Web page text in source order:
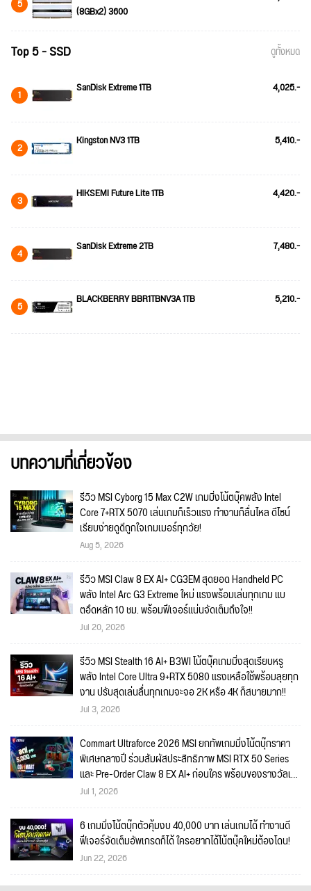
5
(8GBx2) 3600
Top 5 - SSD ดูทั้งหมด
1 SanDisk Extreme 1TB 4,025.-
2 Kingston NV3 1TB 5,410.-
3 HIKSEMI Future Lite 1TB 4,420.-
4 SanDisk Extreme 2TB 7,480.-
5 BLACKBERRY BBR1TBNV3A 1TB 5,210.-
บทความที่เกี่ยวข้อง
รีวิว MSI Cyborg 15 Max C2W เกมมิ่งโน้ตบุ๊คพลัง Intel
Core 7+RTX 5070 เล่นเกมก็เร็วแรง ทำงานก็ลื่นไหล ดีไซน์
เรียบง่ายดูดีถูกใจเกมเมอร์ทุกวัย!
Aug 5, 2026
รีวิว MSI Claw 8 EX AI+ CG3EM สุดยอด Handheld PC
พลัง Intel Arc G3 Extreme ใหม่ แรงพร้อมเล่นทุกเกม แบ
ตอึดหลัก 10 ชม. พร้อมฟีเจอร์แน่นจัดเต็มถึงใจ!!
Jul 20, 2026
รีวิว MSI Stealth 16 AI+ B3WI โน้ตบุ๊คเกมมิ่งสุดเรียบหรู
พลัง Intel Core Ultra 9+RTX 5080 แรงเหลือใช้พร้อมลุยทุก
งาน ปรับสุดเล่นลื่นทุกเกมจะจอ 2K หรือ 4K ก็สบายมาก!!
Jul 3, 2026
Commart Ultraforce 2026 MSI ยกทัพเกมมิ่งโน้ตบุ๊กราคา
พิเศษกลางปี ร่วมสัมผัสประสิทธิภาพ MSI RTX 50 Series
และ Pre-Order Claw 8 EX AI+ ก่อนใคร พร้อมของรางวัลเข้า
ร่วมกิจกรรมในงาน!
Jul 1, 2026
6 เกมมิ่งโน้ตบุ๊กตัวคุ้มงบ 40,000 บาท เล่นเกมได้ ทำงานดี
ฟีเจอร์จัดเต็มอัพเกรดก็ได้ ใครอยากได้โน้ตบุ๊คใหม่ต้องโดน!
Jun 22, 2026